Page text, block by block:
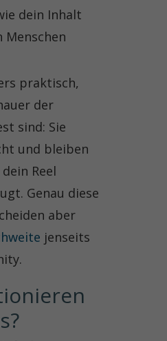
dein Inhalt
Menschen
praktisch,
der
sind: Sie
und bleiben
Reel
Genau diese
aber
jenseits